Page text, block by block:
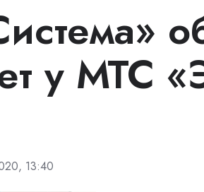
у МТС
13:40